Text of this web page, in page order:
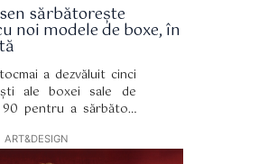
sărbătorește
noi modele de boxe, în
a dezvăluit cinci
ale boxei sale de
pentru a sărbători
unei opere de artă
ART&DESIGN